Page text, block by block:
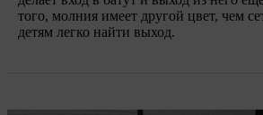
того, молния имеет другой цвет, чем
детям легко найти выход.